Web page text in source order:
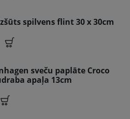
spilvens flint 30 x 30cm
sveču paplāte Croco
apaļa 13cm